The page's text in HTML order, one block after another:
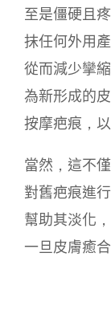
至是僵硬且
抹任何外用
從而減少攣
為新形成的
按摩疤痕，
當然，這不
對舊疤痕進
幫助其淡化
一旦皮膚癒